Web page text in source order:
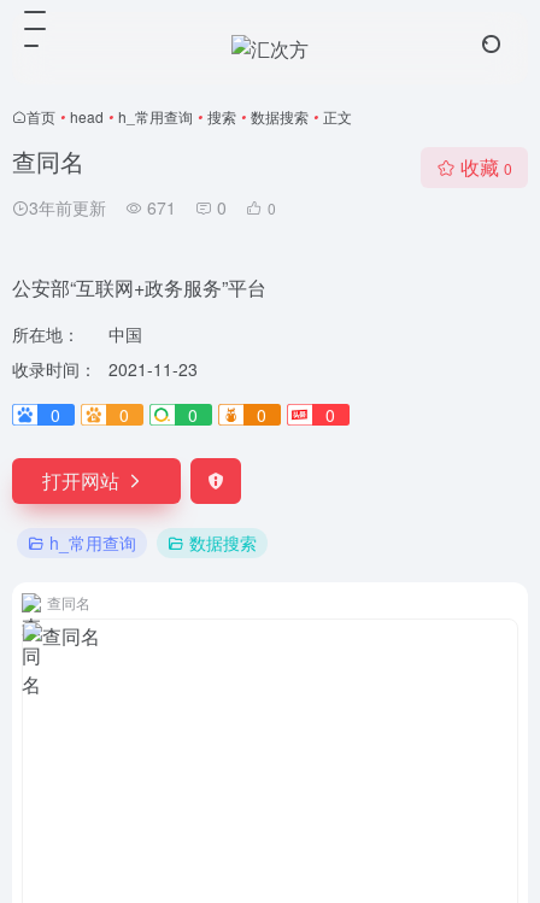
首页 • head • h_常用查询 • 搜索 • 数据搜索 • 正文
查同名
3年前更新 671 0 0
收藏 0
公安部“互联网+政务服务”平台
所在地：
中国
收录时间：
2021-11-23
0
0 0 0 0
打开网站
h_常用查询 数据搜索
查同名